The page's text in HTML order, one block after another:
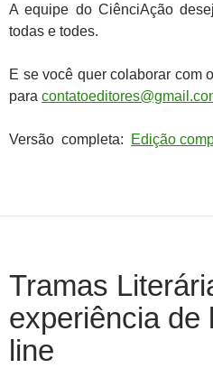
A equipe do CiênciAção
todas e todes.
E se você quer colaborar com
para
Versão completa: Edição
Tramas
experiência de
line